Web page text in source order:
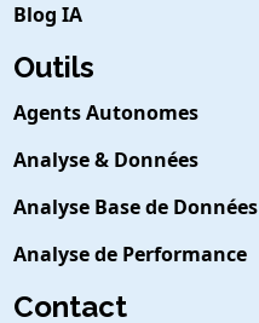
Blog IA
Outils
Agents Autonomes
Analyse & Données
Analyse Base de Données
Analyse de Performance
Contact